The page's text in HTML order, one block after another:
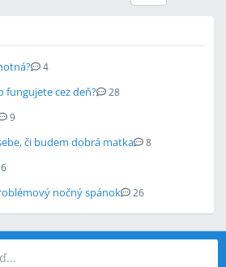
4
fungujete cez deň? 28
9
či budem dobrá matka 8
6
nočný spánok 26